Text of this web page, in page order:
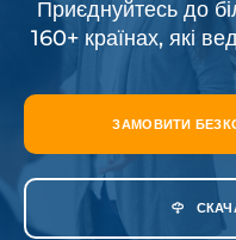
Приєднуйтесь до
160+ країнах,які
ЗАМОВИТИ